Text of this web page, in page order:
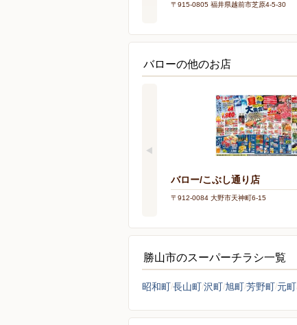
〒915-0805 福井県越前市芝原4-5-30
バローの他のお店
バロー/こぶし通り店
〒912-0084 大野市天神町6-15
勝山市のスーパーチラシ一覧
昭和町長山町沢町旭町芳野町 元町